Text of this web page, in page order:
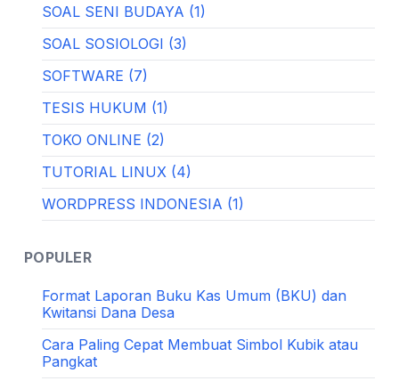
SOAL SENI BUDAYA (1)
SOAL SOSIOLOGI (3)
SOFTWARE (7)
TESIS HUKUM (1)
TOKO ONLINE (2)
TUTORIAL LINUX (4)
WORDPRESS INDONESIA (1)
POPULER
Format Laporan Buku Kas Umum (BKU) dan
Kwitansi Dana Desa
Cara Paling Cepat Membuat Simbol Kubik atau
Pangkat